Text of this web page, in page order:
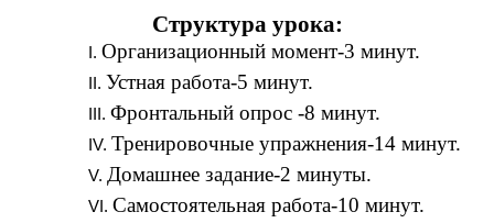
Структура урока:
Организационный момент-3 минут.
Устная работа-5 минут.
Фронтальный опрос -8 минут.
Тренировочные упражнения-14 минут.
Домашнее задание-2 минуты.
Самостоятельная работа-10 минут.